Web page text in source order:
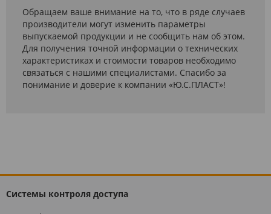
Обращаем ваше внимание на то, что в ряде случаев
производители могут изменить параметры
выпускаемой продукции и не сообщить нам об этом.
Для получения точной информации о технических
характеристиках и стоимости товаров необходимо
связаться с нашими специалистами. Спасибо за
понимание и доверие к компании «Ю.С.ПЛАСТ»!
Системы контроля доступа